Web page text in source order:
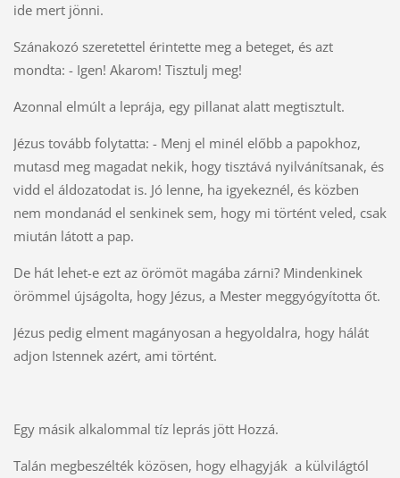
ide mert jönni.
Szánakozó szeretettel érintette meg a beteget, és azt
mondta: - Igen! Akarom! Tisztulj meg!
Azonnal elmúlt a leprája, egy pillanat alatt megtisztult.
Jézus tovább folytatta: - Menj el minél előbb a papokhoz,
mutasd meg magadat nekik, hogy tisztává nyilvánítsanak, és
vidd el áldozatodat is. Jó lenne, ha igyekeznél, és közben
nem mondanád el senkinek sem, hogy mi történt veled, csak
miután látott a pap.
De hát lehet-e ezt az örömöt magába zárni? Mindenkinek
örömmel újságolta, hogy Jézus, a Mester meggyógyította őt.
Jézus pedig elment magányosan a hegyoldalra, hogy hálát
adjon Istennek azért, ami történt.
Egy másik alkalommal tíz leprás jött Hozzá.
Talán megbeszélték közösen, hogy elhagyják a külvilágtól